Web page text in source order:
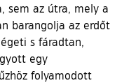
sem az útra, mely a
barangolja az erdőt
s fáradtan,
egy
folyamodott